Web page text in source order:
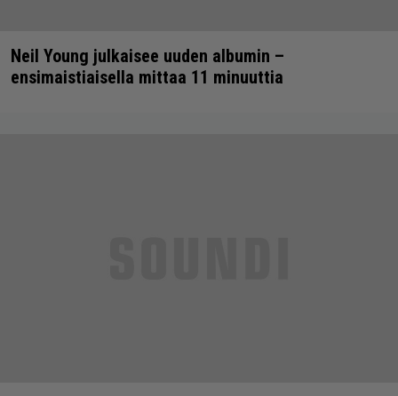
Neil Young julkaisee uuden albumin –
ensimaistiaisella mittaa 11 minuuttia